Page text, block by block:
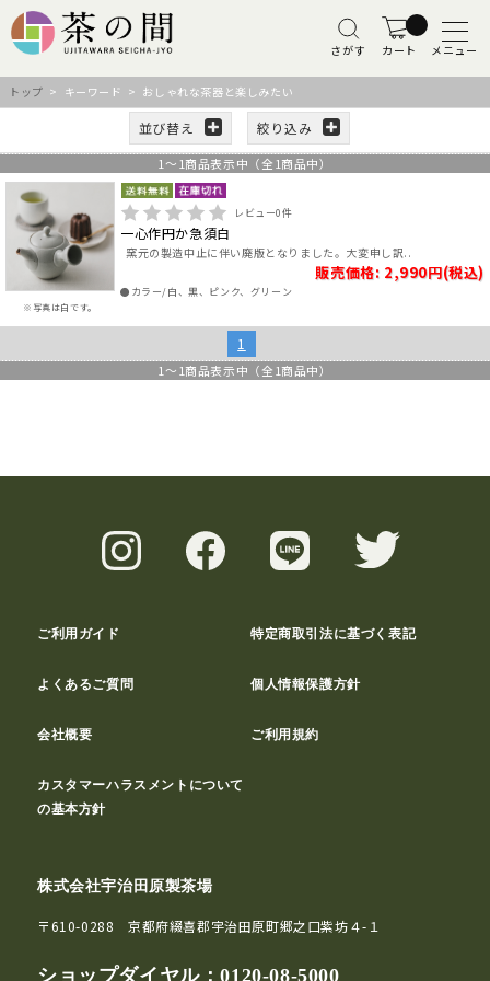
さがす カート メニュー
トップ > キーワード > おしゃれな茶器と楽しみたい
並び替え 絞り込み
1 ～ 1商品表示中（全 1商品中）
※写真は白です。
レビュー0件
一心作円か急須白
窯元の製造中止に伴い廃版となりました。大変申し訳..
販売価格: 2,990円(税込)
●カラー/白、黒、ピンク、グリーン
1
1 ～ 1商品表示中（全 1商品中）
ご利用ガイド 特定商取引法に基づく表記
よくあるご質問 個人情報保護方針
会社概要 ご利用規約
カスタマーハラスメントについて
の基本方針
株式会社宇治田原製茶場
〒610-0288 京都府綴喜郡宇治田原町郷之口紫坊４-１
ショップダイヤル：0120-08-5000